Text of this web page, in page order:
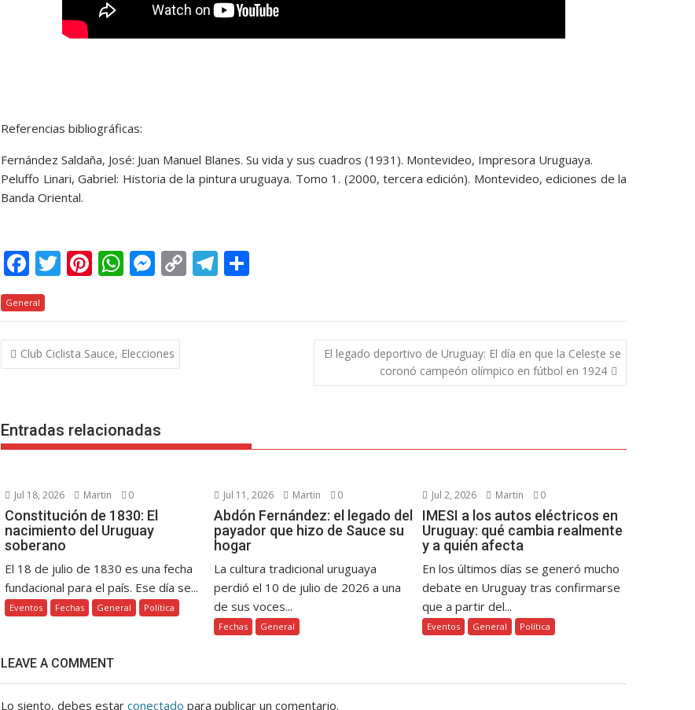
Referencias bibliográficas:
Fernández Saldaña, José: Juan Manuel Blanes. Su vida y sus cuadros (1931). Montevideo, Impresora Uruguaya.
Peluffo Linari, Gabriel: Historia de la pintura uruguaya. Tomo 1. (2000, tercera edición). Montevideo, ediciones de la
Banda Oriental.
F
ac
e
b
o
T
itt
er
Pi
er
e
st
W
at
s
A
M
ss
e
n
C
p
T
e m
General
Navegación
de
Club Ciclista Sauce, Elecciones
El legado deportivo de Uruguay: El día en que la Celeste se
coronó campeón olímpico en fútbol en 1924
Entradas relacionadas
Jul 18, 2026 Martin 0
Constitución de 1830: El
nacimiento del Uruguay
soberano
El 18 de julio de 1830 es una fecha
fundacional para el país. Ese día se...
Eventos Fechas General Política
Jul 11, 2026 Martin 0
Abdón Fernández: el legado del
payador que hizo de Sauce su
hogar
La cultura tradicional uruguaya
perdió el 10 de julio de 2026 a una
de sus voces...
Fechas General
Jul 2, 2026 Martin 0
IMESI a los autos eléctricos en
Uruguay: qué cambia realmente
y a quién afecta
En los últimos días se generó mucho
debate en Uruguay tras confirmarse
que a partir del...
Eventos General Política
LEAVE A COMMENT
Lo siento, debes estarconectado para publicar un comentario.